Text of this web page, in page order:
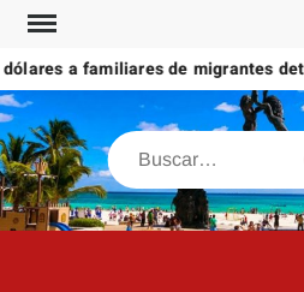
Saltar
contenidoa familiares de migrantes
Buscar